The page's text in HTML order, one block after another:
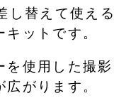
し替えて使える
ットです。
を使用した撮影
がります。